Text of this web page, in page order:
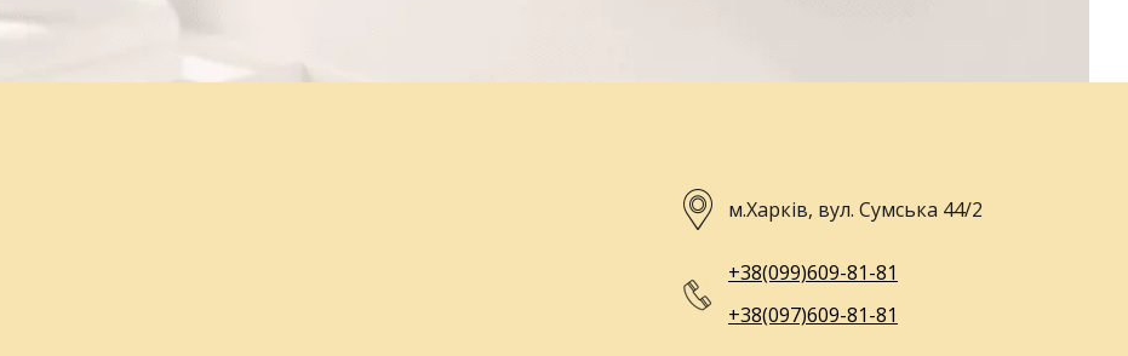
м.Харків, вул. Сумська 44/2
+38(099)609-81-81
+38(097)609-81-81